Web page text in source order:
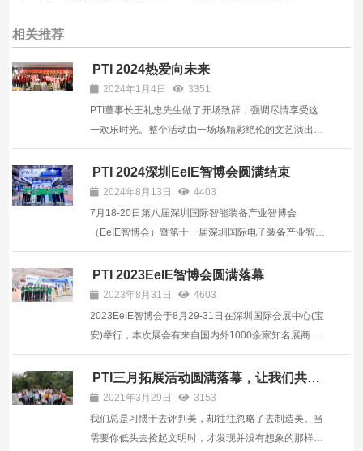
相关推荐
PTI 2024热爱向未来
2024年1月4日
3351
PTI董事长王礼忠先生做了开场致辞，强调尽情享受这
一欢乐时光。整个活动由一场场精彩绝伦的文艺演出拉
开帷幕。员工们精心准备的歌舞、小品、脱口秀等节
目，将气氛推向高潮。每个节目背后都是团队的默契合
作，展现出PTI大家庭的凝聚力和创造力。 ...
PTI 2024深圳EeIE智博会圆满结束
2024年8月13日
4403
7月18-20日第八届深圳国际智能装备产业智博会
（EeIE智博会）暨第十一届深圳国际电子装备产业智博
会在深圳宝安国际会展中心举行，本次展出面积40,000
平方米，展会有来自国内外1000余家知名展商集中展
示机器人、工控自动化及系统集成、SMT周边设备、激
光、半导体设备、...
PTI 2023EeIE智博会圆满落幕
2023年8月31日
4603
2023EeIE智博会于8月29-31日在深圳国际会展中心(宝
安)举行，本次展会有来自国内外1000余家知名展商集
中展示机器人、工控自动化及系统集成、SMT周边设
备、激光、半导体设备、工业互联网及人工智能装备。
同时将继续采取线上+线下同步模式，打造全新的线上
博览会平台，...
PTI三月拓展活动圆满落幕，让我们共同
创造美好！
2021年3月29日
3153
我们总是习惯于去评判美，却往往忽略了去制造美。当
需要你低头去捡起文明时，才发现并没有想象的那样容